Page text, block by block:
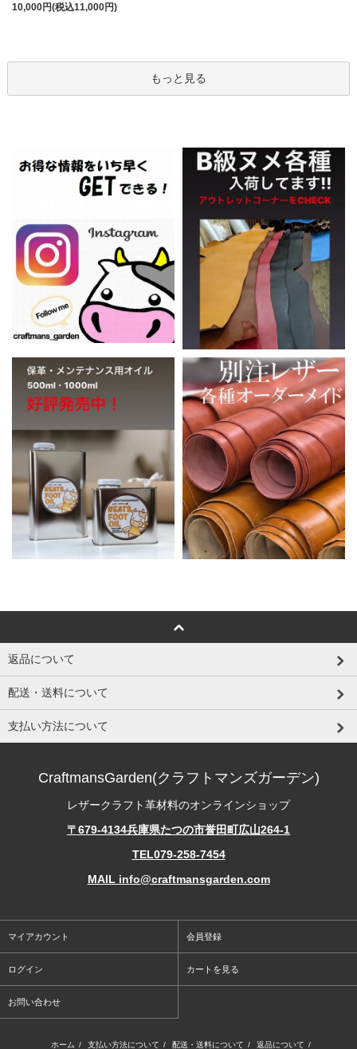
10,000円(税込11,000円)
もっと見る
返品について
配送・送料について
支払い方法について
CraftmansGarden(クラフトマンズガーデン)
レザークラフト革材料のオンラインショップ
〒679-4134兵庫県たつの市誉田町広山264-1
TEL079-258-7454
MAIL info@craftmansgarden.com
マイアカウント 会員登録
ログイン カートを見る
お問い合わせ
ホーム / 支払い方法について / 配送・送料について / 返品について /